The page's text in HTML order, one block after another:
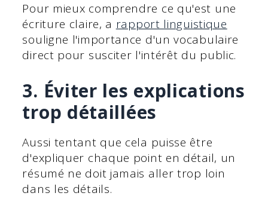
Pour mieux comprendre ce qu'est une
écriture claire, a rapport linguistique
souligne l'importance d'un vocabulaire
direct pour susciter l'intérêt du public.
3. Éviter les explications
trop détaillées
Aussi tentant que cela puisse être
d'expliquer chaque point en détail, un
résumé ne doit jamais aller trop loin
dans les détails.